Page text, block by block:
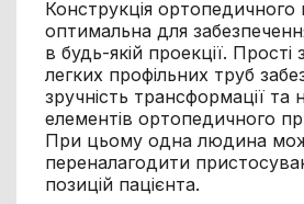
Конструкція ортопедичного
оптимальна для
в будь-якій проекції. Прості
легких профільних труб
зручність трансформації та
елементів ортопедичного
При цьому одна людина
переналагодити
позицій пацієнта.